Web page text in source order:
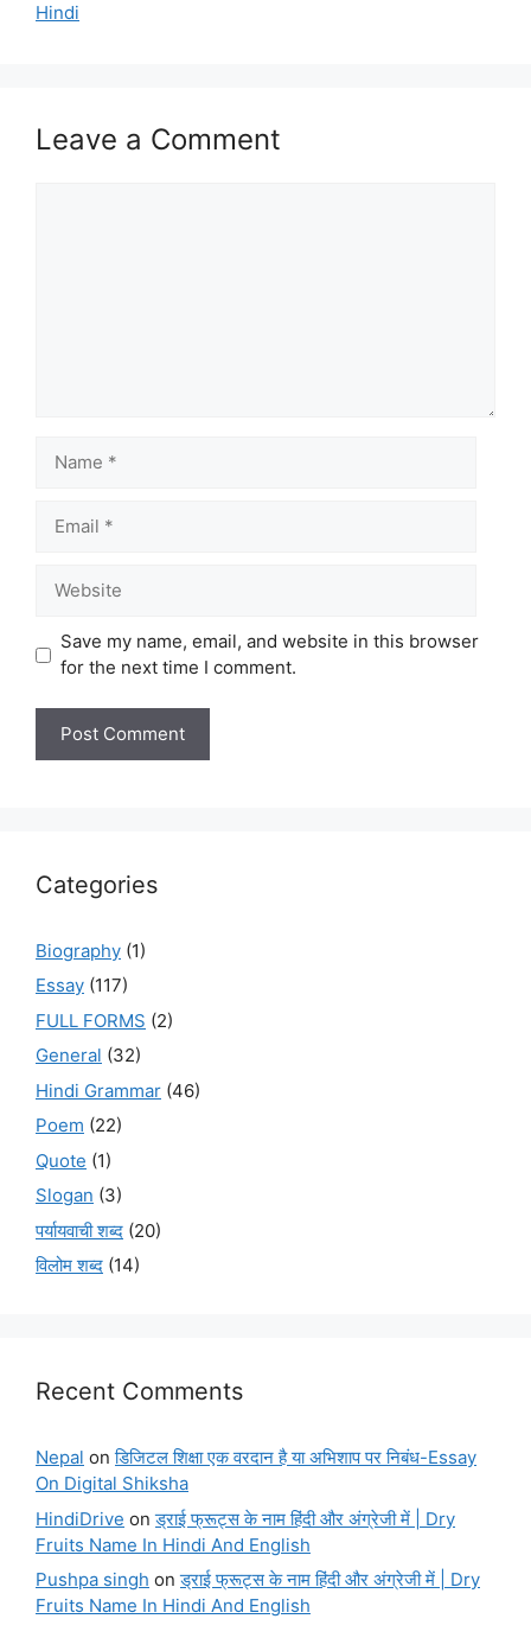
Hindi
Leave a Comment
Save my name, email, and website in this browser
for the next time I comment.
Categories
Biography (1)
Essay (117)
FULL FORMS (2)
General (32)
Hindi Grammar (46)
Poem (22)
Quote (1)
Slogan (3)
पर्यायवाची शब्द (20)
विलोम शब्द (14)
Recent Comments
Nepal onडिजिटल शिक्षा एक वरदान है या अभिशाप पर निबंध-Essay
On Digital Shiksha
HindiDrive onड्राई फ्रूट्स के नाम हिंदी और अंग्रेजी में | Dry
Fruits Name In Hindi And English
Pushpa singh onड्राई फ्रूट्स के नाम हिंदी और अंग्रेजी में | Dry
Fruits Name In Hindi And English